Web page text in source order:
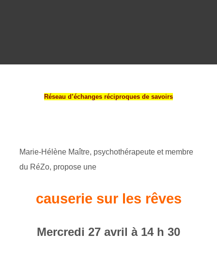
Réseau d’échanges réciproques de savoirs
Marie-Hélène Maître, psychothérapeute et membre
du RéZo, propose une
causerie sur les rêves
Mercredi 27 avril à 14 h 30